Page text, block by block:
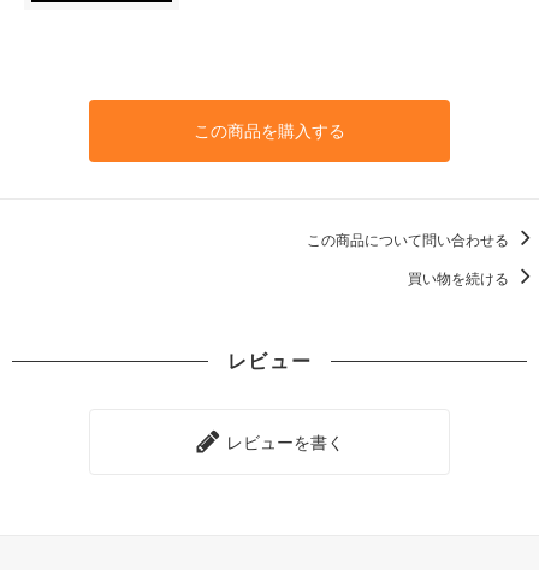
この商品を購入する
この商品について問い合わせる
買い物を続ける
レビュー
レビューを書く